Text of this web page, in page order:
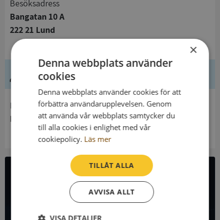
Besöksadress
Bangatan 10 A
222 21 Lund
Ledning
Innehavare
Lunds Samordningsförbund
All företagsdata i API
×
Denna webbplats använder
cookies
Denna webbplats använder cookies för att
förbättra användarupplevelsen. Genom
att använda vår webbplats samtycker du
till alla cookies i enlighet med vår
cookiepolicy. Läs mer
TILLÅT ALLA
AVVISA ALLT
VISA DETALJER